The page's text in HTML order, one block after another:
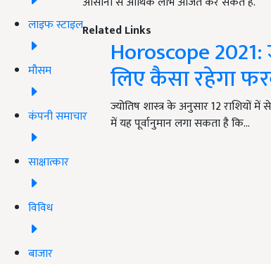
लाइफ स्टाइल
मौसम
कंपनी समाचार
साक्षात्कार
विविध
बाजार
Related Links
Horoscope
लिए कैसा रहेगा
ज्योतिष शास्त्र के अनुसार 12 राशियों
में यह पूर्वानुमान लगा सकता है कि…